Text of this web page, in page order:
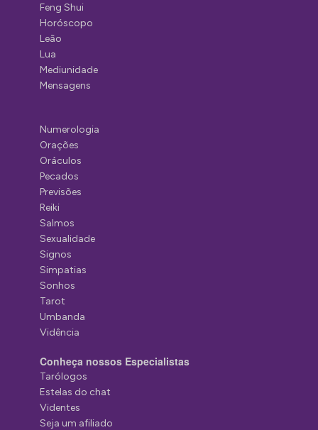
Feng Shui
Horóscopo
Leão
Lua
Mediunidade
Mensagens
Numerologia
Orações
Oráculos
Pecados
Previsões
Reiki
Salmos
Sexualidade
Signos
Simpatias
Sonhos
Tarot
Umbanda
Vidência
Conheça nossos Especialistas
Tarólogos
Estelas do chat
Videntes
Seja um afiliado